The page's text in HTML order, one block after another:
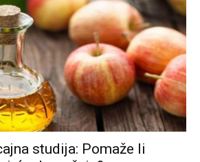
studija: Pomaže li